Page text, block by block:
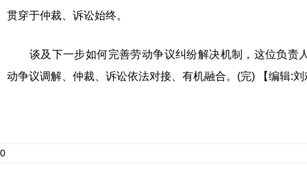
贯穿于仲裁、诉讼始终。
谈及下一步如何完善劳动争议纠纷解决机制，这位负责
动争议调解、仲裁、诉讼依法对接、有机融合。(完)
【编辑:
0